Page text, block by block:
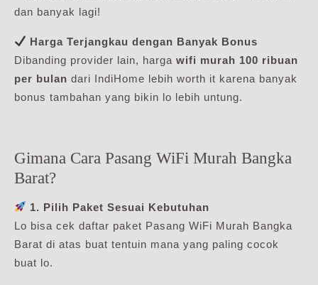
dan banyak lagi!
Harga Terjangkau dengan Banyak Bonus
Dibanding provider lain, harga wifi murah 100 ribuan
per bulan dari IndiHome lebih worth it karena banyak
bonus tambahan yang bikin lo lebih untung.
Gimana Cara Pasang WiFi Murah Bangka
Barat?
1. Pilih Paket Sesuai Kebutuhan
Lo bisa cek daftar paket Pasang WiFi Murah Bangka
Barat di atas buat tentuin mana yang paling cocok
buat lo.